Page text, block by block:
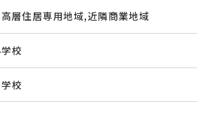
層住居専用地域,近隣商業地域
校
校